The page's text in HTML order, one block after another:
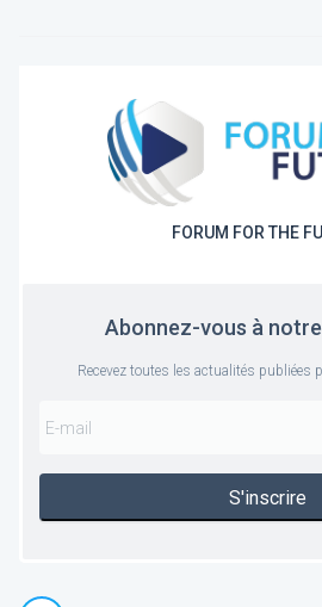
FORUM FOR THE
Abonnez-vous à
Recevez toutes les actualités publiées
S'inscrire